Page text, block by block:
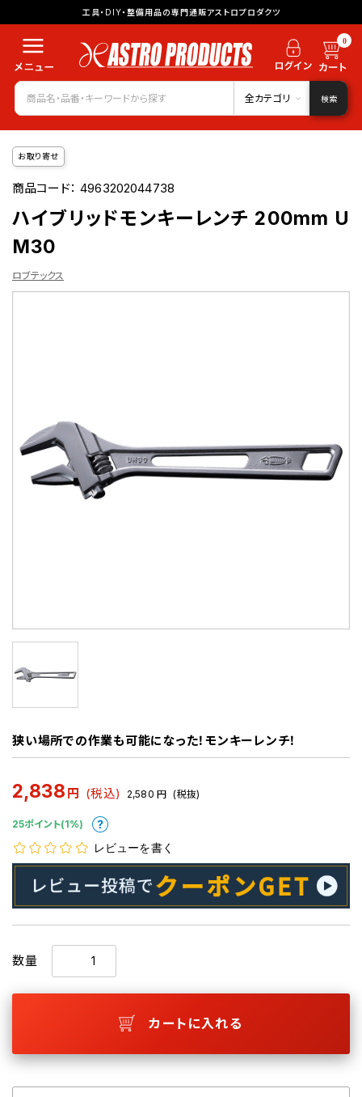
工具・DIY・整備用品の専門通販アストロプロダクツ
0
全カテゴリ 検索
お取り寄せ
商品コード：4963202044738
ハイブリッドモンキーレンチ 200mm U
M30
ロブテックス
狭い場所での作業も可能になった！モンキーレンチ！
2,838 円 (税込) 2,580 円 (税抜)
25ポイント(1%)
レビューを書く
数量
カートに入れる